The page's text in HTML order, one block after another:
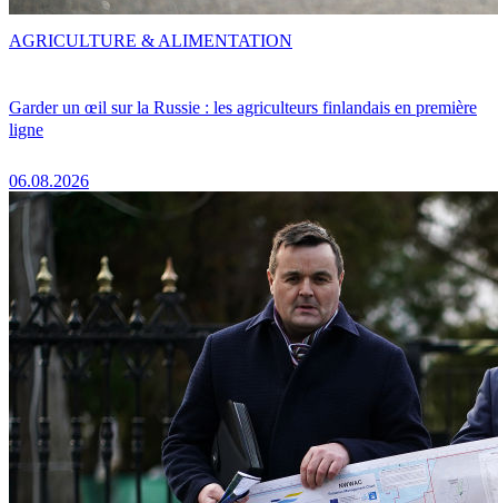
Garder un œil sur la Russie : les agriculteurs finlandais en première
ligne
06.08.2026
AGRICULTURE & ALIMENTATION